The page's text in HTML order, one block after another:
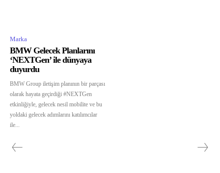
Marka
BMW Gelecek Planlarını
‘NEXTGen’ ile dünyaya
duyurdu
BMW Group iletişim planının bir parçası
olarak hayata geçirdiği #NEXTGen
etkinliğiyle, gelecek nesil mobilite ve bu
yoldaki gelecek adımlarını katılımcılar
ile...